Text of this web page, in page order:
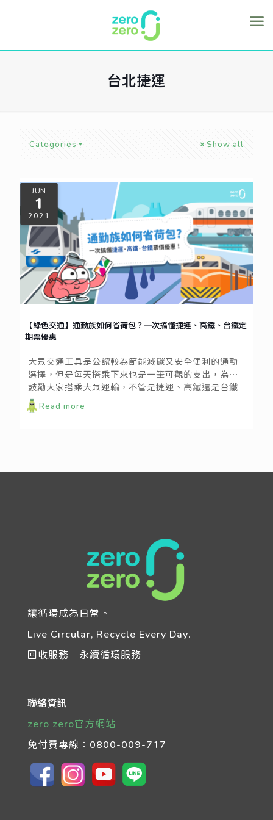
台北捷運
Categories Show all
JUN
1
2021
【綠色交通】通勤族如何省荷包？一次搞懂捷運、高鐵、台鐵定
期票優惠
大眾交通工具是公認較為節能減碳又安全便利的通勤
選擇，但是每天搭乘下來也是一筆可觀的支出，為了
鼓勵大家搭乘大眾運輸，不管是捷運、高鐵還是台鐵
都有推出各種優惠方案，今天zero zero就帶大家一起
來看看幾種比較常見的交通定期票券優惠方式，讓地
Read more
讓循環成為日常。
Live Circular, Recycle Every Day.
回收服務｜永續循環服務
聯絡資訊
zero zero官方網站
免付費專線： 0800-009-717